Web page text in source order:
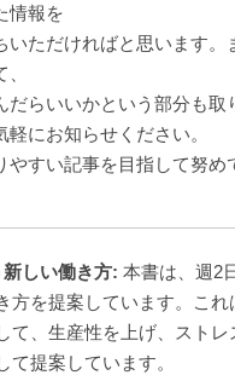
情報を
いただければと思います。
だらいいかという部分も取
軽にお知らせください。
やすい記事を目指して努め
しい働き方: 本書は、週2
方を提案しています。これ
て、生産性を上げ、ストレ
て提案しています。